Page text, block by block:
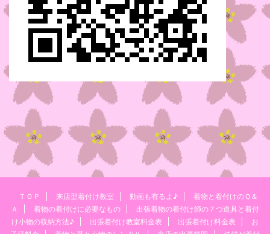
ＴＯＰ 来店型着付け教室 動画も有るよ♪
着物と着付けのＱ＆
Ａ
着物の着付けに必要なもの
出張着物の着付け師の７つ道具と着付
け小物の収納方法♪
出張着付け教室料金表 出張着付け料金表
お